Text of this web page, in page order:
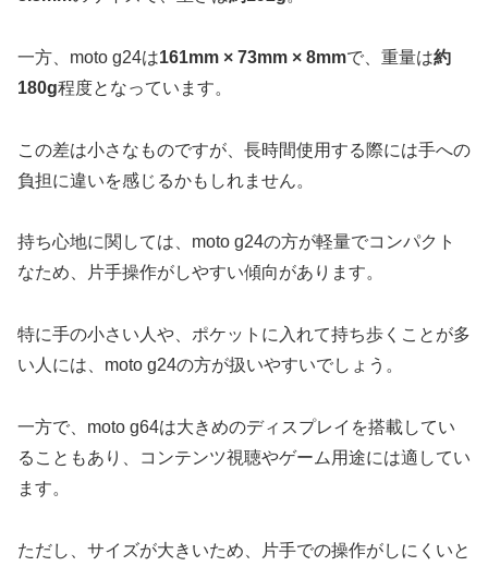
一方、moto g24は161mm × 73mm × 8mmで、重量は約
180g程度となっています。
この差は小さなものですが、長時間使用する際には手への
負担に違いを感じるかもしれません。
持ち心地に関しては、moto g24の方が軽量でコンパクト
なため、片手操作がしやすい傾向があります。
特に手の小さい人や、ポケットに入れて持ち歩くことが多
い人には、moto g24の方が扱いやすいでしょう。
一方で、moto g64は大きめのディスプレイを搭載してい
ることもあり、コンテンツ視聴やゲーム用途には適してい
ます。
ただし、サイズが大きいため、片手での操作がしにくいと